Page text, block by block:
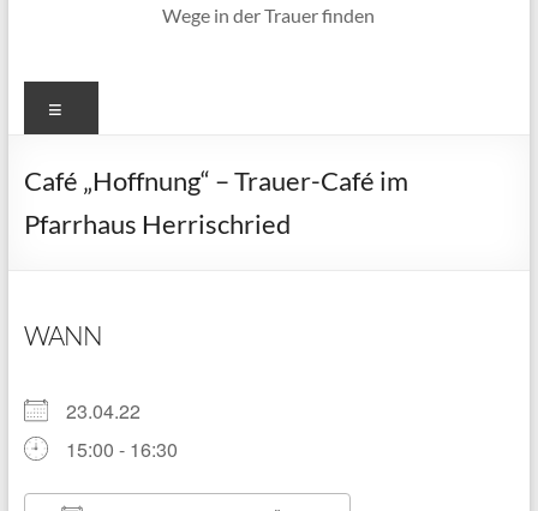
Wege in der Trauer finden
Café „Hoffnung“ – Trauer-Café im
Pfarrhaus Herrischried
WANN
23.04.22
15:00 - 16:30